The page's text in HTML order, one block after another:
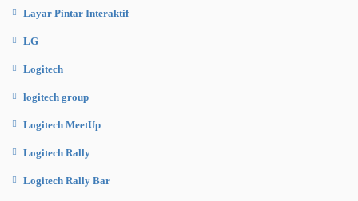
Layar Pintar Interaktif
LG
Logitech
logitech group
Logitech MeetUp
Logitech Rally
Logitech Rally Bar